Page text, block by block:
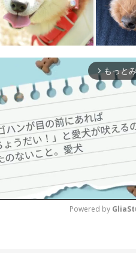
arrow_forward_ios もっと
Powered by